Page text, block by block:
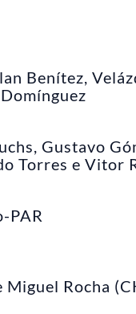
Benítez,
Gustavo
Torres e Vitor
PAR
Rocha